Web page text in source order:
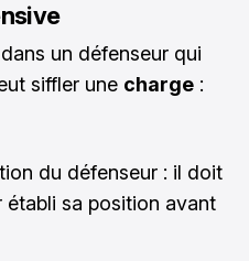
un défenseur qui
siffler une charge :
du défenseur : il doit
sa position avant